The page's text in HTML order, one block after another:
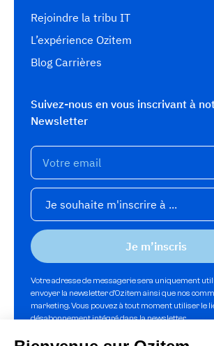
Rejoindre la tribu IT
L’expérience Ozitem
Blog Carrières
Suivez-nous en vous inscrivant à
Newsletter
Votre adresse de messagerie sera uniquement
envoyer la newsletter d'Ozitem ainsi que nos
marketing. Vous pouvez à tout moment utiliser le
désabonnement intégré dans la newsletter.En